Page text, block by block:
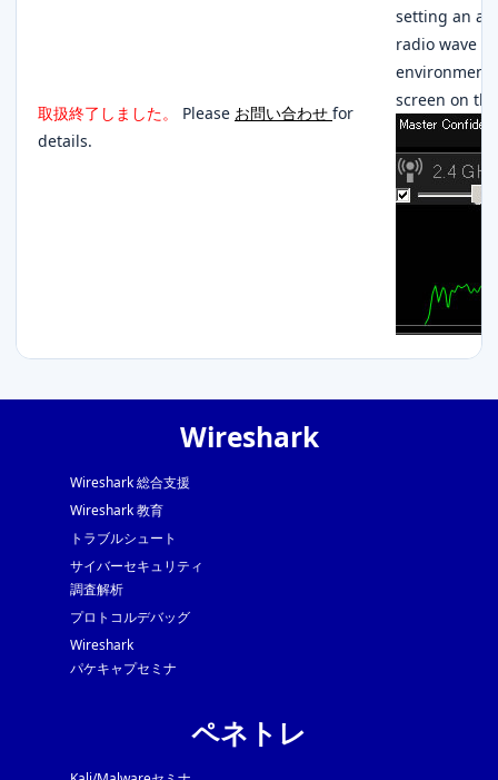
取扱終了しました。 Please お問い合わせ for
details.
setting an
radio wave
environment
screen on
Wireshark
Wireshark 総合支援
Wireshark 教育
トラブルシュート
サイバーセキュリティ
調査解析
プロトコルデバッグ
Wireshark
パケキャプセミナ
ペネトレ